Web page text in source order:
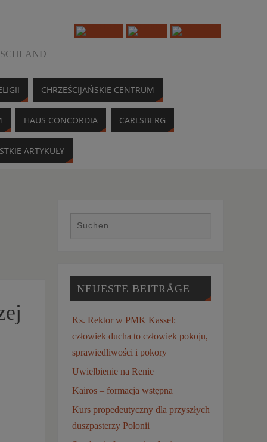
CHRZEŚCIJAŃSKIE CENTRUM
HAUS CONCORDIA CARLSBERG
ARTYKUŁY
NEUESTE BEITRÄGE
Ks. Rektor w PMK Kassel:
człowiek ducha to człowiek pokoju,
sprawiedliwości i pokory
Uwielbienie na Renie
Kairos – formacja wstępna
Kurs propedeutyczny dla przyszłych
duszpasterzy Polonii